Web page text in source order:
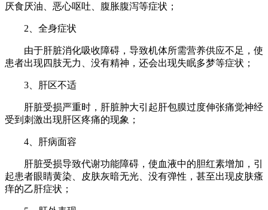
厌食厌油、恶心呕吐、腹胀腹泻等症状；
2、全身症状
由于肝脏消化吸收障碍，导致机体所需营养供应不足，使
患者出现四肢无力、没有精神，还会出现失眠多梦等症状；
3、肝区不适
肝脏受损严重时，肝脏肿大引起肝包膜过度伸张痛觉神经
受到刺激出现肝区疼痛的现象；
4、肝病面容
肝脏受损导致代谢功能障碍，使血液中的胆红素增加，引
起患者眼睛黄染、皮肤灰暗无光、没有弹性，甚至出现皮肤瘙
痒的乙肝症状；